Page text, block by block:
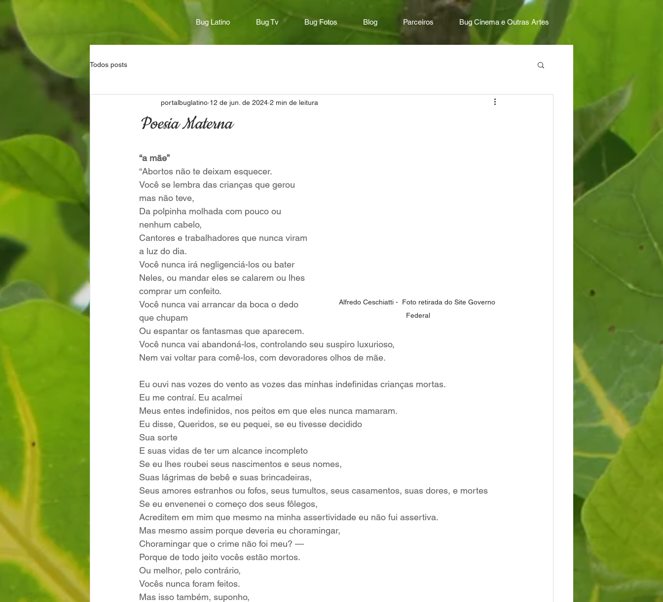
Bug Latino Bug Tv Bug Fotos Blog Parceiros Bug Cinema e Outras Artes
Todos posts
Poesia Materna
portalbuglatino 12 de jun. de 2024 2 min de leitura
Alfredo Ceschiatti -  Foto retirada do Site Governo
Federal
“a mãe”
“Abortos não te deixam esquecer.
Você se lembra das crianças que gerou
mas não teve,
Da polpinha molhada com pouco ou
nenhum cabelo,
Cantores e trabalhadores que nunca viram
a luz do dia.
Você nunca irá negligenciá-los ou bater
Neles, ou mandar eles se calarem ou lhes
comprar um confeito.
Você nunca vai arrancar da boca o dedo
que chupam
Ou espantar os fantasmas que aparecem.
Você nunca vai abandoná-los, controlando seu suspiro luxurioso,
Nem vai voltar para comê-los, com devoradores olhos de mãe.
Eu ouvi nas vozes do vento as vozes das minhas indefinidas crianças mortas.
Eu me contraí. Eu acalmei
Meus entes indefinidos, nos peitos em que eles nunca mamaram.
Eu disse, Queridos, se eu pequei, se eu tivesse decidido
Sua sorte
E suas vidas de ter um alcance incompleto
Se eu lhes roubei seus nascimentos e seus nomes,
Suas lágrimas de bebê e suas brincadeiras,
Seus amores estranhos ou fofos, seus tumultos, seus casamentos, suas dores, e mortes
Se eu envenenei o começo dos seus fôlegos,
Acreditem em mim que mesmo na minha assertividade eu não fui assertiva.
Mas mesmo assim porque deveria eu choramingar,
Choramingar que o crime não foi meu? —
Porque de todo jeito vocês estão mortos.
Ou melhor, pelo contrário,
Vocês nunca foram feitos.
Mas isso também, suponho,